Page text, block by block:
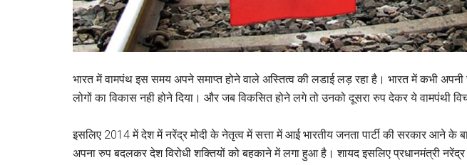
भारत में वामपंथ इस समय अपने समाप्त होने वाले अस्तित्व की लडाई लड़ रहा है। भारत में कभी अपनी
लोगों का विकास नही होने दिया। और जब विकसित होने लगे तो उनको दूसरा रुप देकर ये वामपंथी
इसलिए 2014 में देश में नरेंद्र मोदी के नेतृत्व में सत्ता में आई भारतीय जनता पार्टी की सरकार आने के
अपना रुप बदलकर देश विरोधी शक्तियों को बहकाने में लगा हुआ है। शायद इसलिए प्रधानमंत्री